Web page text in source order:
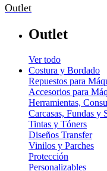
Outlet
Outlet
Ver todo
Costura y Bordado
Repuestos para
Accesorios para
Herramientas,
Carcasas, Fundas y
Tintas y Tóners
Diseños Transfer
Vinilos y Parches
Protección
Personalizables